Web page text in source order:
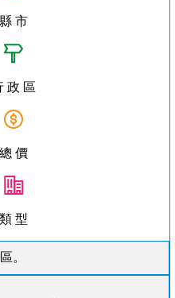
縣 市
政 區
總 價
類 型
。